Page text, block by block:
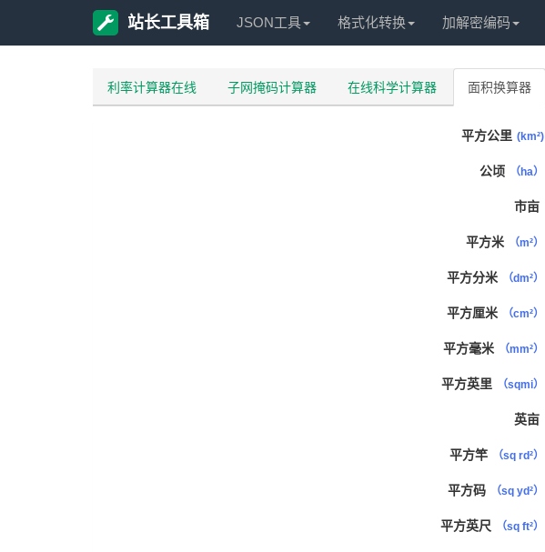
站长工具箱 JSON工具 格式化转换 加解密编码
利率计算器在线 子网掩码计算器 在线科学计算器 面积换算器
平方公里 (km²)
公顷 （ha）
市亩
平方米 （m²）
平方分米 （dm²）
平方厘米 （cm²）
平方毫米 （mm²）
平方英里 （sqmi）
英亩
平方竿 （sq rd²）
平方码 （sq yd²）
平方英尺 （sq ft²）